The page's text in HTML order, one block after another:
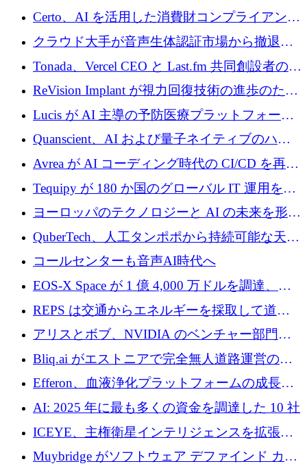
インテリジェンス レイヤーを構築するために
Improbable から 200 万ドルを調達
Certo、AI を活用した消費財コンプライアンス
プラットフォームのために 400 万ドルを調達
クラウド大手が音声生体認証市場から撤退す
るなか、Voxmindが54万6,000ポンドのプレシ
ード資金を調達
Tonada、Vercel CEO と Last.fm 共同創設者の支
援を受けてステルス撤退
ReVision Implant が視力回復技術の進歩のため
に 400 万ユーロを確保
Lucis が AI 主導の予防医療プラットフォーム
を拡大するためにシリーズ A で 2,000 万ドル
を調達
Quanscient、AI および量子ネイティブのハー
ドウェア エンジニアリングを推進するために
1,000 万ユーロを調達
Avrea が AI コーディング時代の CI/CD を再発
明するために 470 万ドルをかけてステルスか
ら浮上
Tequipy が 180 か国のグローバル IT 運用を自
動化するために 300 万ユーロ以上を調達
ヨーロッパのテクノロジーと AI の未来を形作
る: イノベーション リーダーが Nexus
Luxembourg 2026 に集まる理由
QuberTech、人工タンポポから持続可能な天然
ゴムを開発するために 340 万ポンドを調達
コールセンターも音声AI時代へ
EOS-X Space が 1 億 4,000 万ドルを調達、
Mistral が Emmi AI を買収、Bliq がエストニア
での完全無人道路運営を承認
REPS は交通からエネルギーを採取して道路
を発電所に変えるために 2,360 万ドルを調達
アリスとボブ、NVIDIA のベンチャー部門か
らの投資でシリーズ B を拡大
Bliq.ai がエストニアで完全無人道路運営の承
認を獲得
Efferon、血液浄化プラットフォームの成長に
250万ユーロを確保
AI: 2025 年に最も多くの資金を調達した 10 社
ICEYE、主権衛星インテリジェンスを拡張す
るために 3 億ユーロの信用枠を確保
Muybridge がソフトウェア デファインド カメ